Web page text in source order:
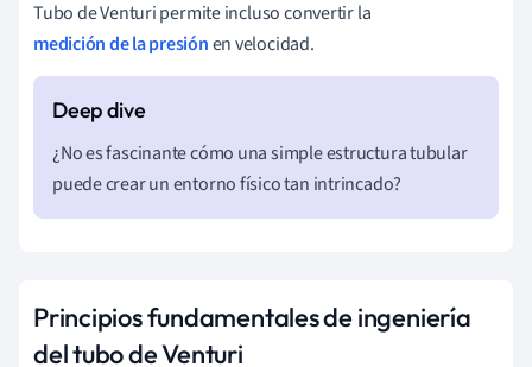
Tubo de Venturi permite incluso convertir la
medición de la presiónen velocidad.
¿No es fascinante cómo una simple estructura tubular
puede crear un entorno físico tan intrincado?
Principios fundamentales de ingeniería
del tubo de Venturi